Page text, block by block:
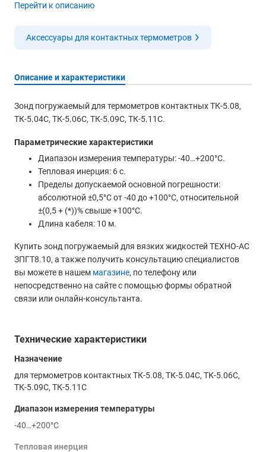
Перейти к описанию
Аксессуары для контактных термометров
Описание и характеристики
Зонд погружаемый для термометров контактных ТК-5.08,
ТК-5.04С, ТК-5.06С, ТК-5.09С, ТК-5.11С.
Параметрические характеристики
Диапазон измерения температуры: -40…+200°С.
Тепловая инерция: 6 с.
Пределы допускаемой основной погрешности:
абсолютной ±0,5°С от -40 до +100°С, относительной
±(0,5 + (*))% свыше +100°С.
Длина кабеля: 10 м.
Купить зонд погружаемый для вязких жидкостей ТЕХНО-АС
ЗПГТ8.10, а также получить консультацию специалистов
вы можете в нашем магазине, по телефону или
непосредственно на сайте с помощью формы обратной
связи или онлайн-консультанта.
Технические характеристики
Назначение
для термометров контактных ТК-5.08, ТК-5.04С, ТК-5.06С,
ТК-5.09С, ТК-5.11С
Диапазон измерения температуры
-40…+200°С
Тепловая инерция